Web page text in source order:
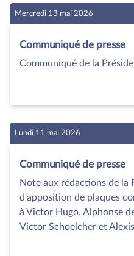
Mercredi 13 mai 2026
Communiqué de presse
Communiqué de la
Lundi 11 mai 2026
Communiqué de presse
Note aux rédactions de la
d'apposition de plaques
à Victor Hugo, Alphonse
Victor Schoelcher et